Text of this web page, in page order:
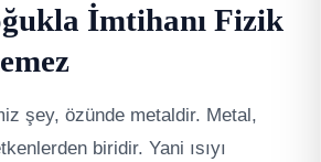
İmtihanı Fizik
şey, özünde metaldir. Metal,
biridir. Yani ısıyı